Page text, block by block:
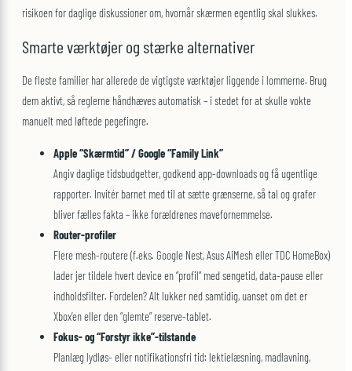
risikoen for daglige diskussioner om, hvornår skærmen egentlig skal slukkes.
Smarte værktøjer og stærke alternativer
De fleste familier har allerede de vigtigste værktøjer liggende i lommerne. Brug
dem aktivt, så reglerne håndhæves automatisk – i stedet for at skulle vokte
manuelt med løftede pegefingre.
Apple “Skærmtid” / Google “Family Link”
Angiv daglige tidsbudgetter, godkend app-downloads og få ugentlige
rapporter. Invitér barnet med til at sætte grænserne, så tal og grafer
bliver fælles fakta – ikke forældrenes mavefornemmelse.
Router-profiler
Flere mesh-routere (f.eks. Google Nest, Asus AiMesh eller TDC HomeBox)
lader jer tildele hvert device en “profil” med sengetid, data-pause eller
indholdsfilter. Fordelen? Alt lukker ned samtidig, uanset om det er
Xbox’en eller den “glemte” reserve-tablet.
Fokus- og “Forstyr ikke”-tilstande
Planlæg lydløs- eller notifikationsfri tid: lektielæsning, madlavning,